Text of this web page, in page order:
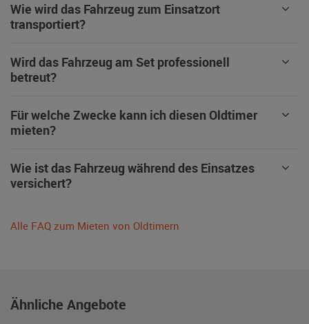
Wie wird das Fahrzeug zum Einsatzort
transportiert?
Wird das Fahrzeug am Set professionell
betreut?
Für welche Zwecke kann ich diesen Oldtimer
mieten?
Wie ist das Fahrzeug während des Einsatzes
versichert?
Alle FAQ zum Mieten von Oldtimern
Ähnliche Angebote